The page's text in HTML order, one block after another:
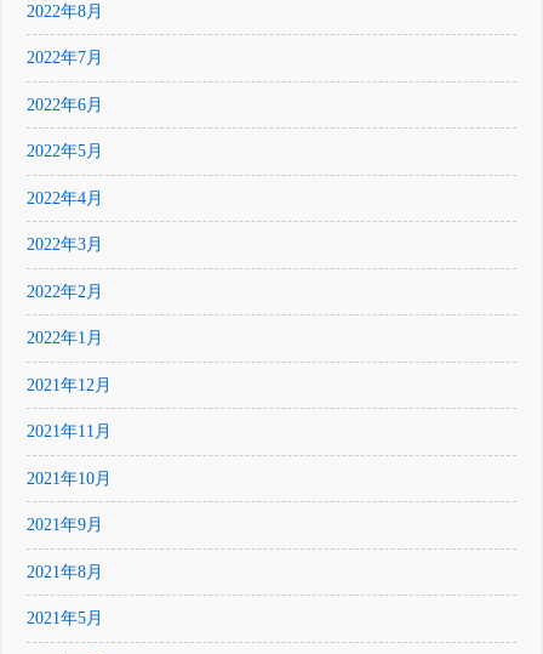
2022年8月
2022年7月
2022年6月
2022年5月
2022年4月
2022年3月
2022年2月
2022年1月
2021年12月
2021年11月
2021年10月
2021年9月
2021年8月
2021年5月